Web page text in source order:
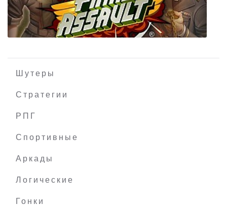
Kurr Snaga
Шутеры
Стратегии
РПГ
Спортивные
Аркады
Логические
Гонки